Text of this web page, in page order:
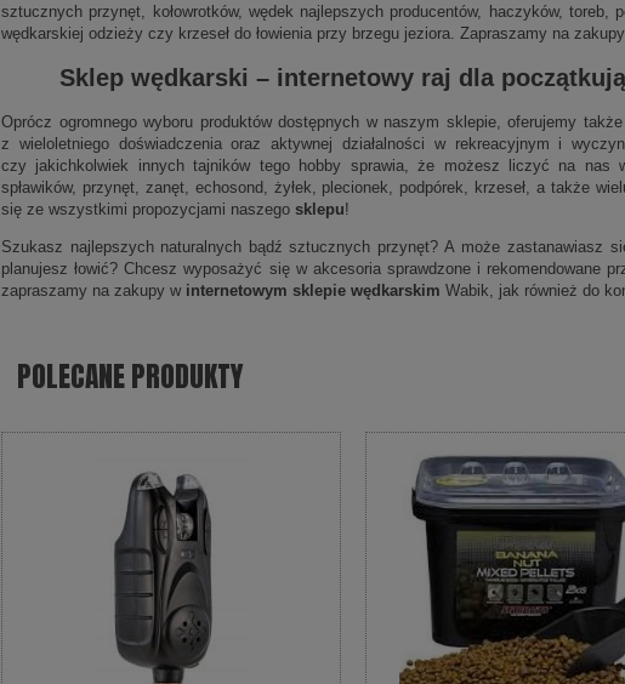
sztucznych przynęt, kołowrotków, wędek najlepszych producentów, haczyków, toreb,
wędkarskiej odzieży czy krzeseł do łowienia przy brzegu jeziora. Zapraszamy na
Sklep wędkarski – internetowyraj dla
Oprócz ogromnego wyboru produktów dostępnych w naszym sklepie, oferujemy
z wieloletniego doświadczenia oraz aktywnej działalności w rekreacyjnym i
czy jakichkolwiek innych tajników tego hobby sprawia, że możesz liczyć na nas
spławików, przynęt, zanęt, echosond, żyłek, plecionek, podpórek, krzeseł, a także
się ze wszystkimi propozycjami naszego sklepu!
Szukasz najlepszych naturalnych bądź sztucznych przynęt? A może zastanawiasz
planujesz łowić? Chcesz wyposażyć się w akcesoria sprawdzone i rekomendowane
zapraszamy na zakupy w internetowym sklepie wędkarskim Wabik, jak również do
POLECANE PRODUKTY